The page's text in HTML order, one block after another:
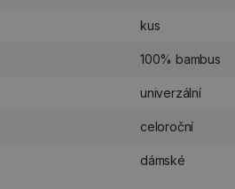
kus
100% bambus
univerzální
celoroční
dámské